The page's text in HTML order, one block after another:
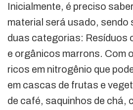
Inicialmente, é preciso
material será usado, sendo
duas categorias: Resíduos
e orgânicos marrons. Com
ricos em nitrogênio que
em cascas de frutas e
de café, saquinhos de chá,